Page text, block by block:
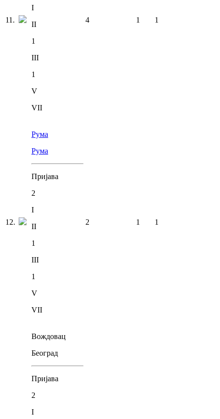
11 .
I
II
1
III
1
V
VII
4 1 1
12.
Рума
Рума
Пријава
2
I
II
1
III
1
V
VII
2 1 1
Вождовац
Београд
Пријава
2
I